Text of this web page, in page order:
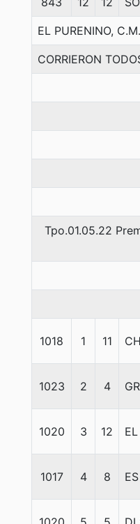
EL PURENINO,
CORRIERON
Tpo.01.05.22
1018 1 11
1023 2 4
1020 3 12
1017 4 8